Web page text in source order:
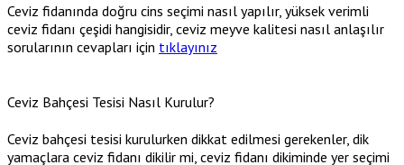
Ceviz fidanında doğru cins seçimi nasıl yapılır, yüksek verimli
ceviz fidanı çeşidi hangisidir, ceviz meyve kalitesi nasıl anlaşılır
sorularının cevapları için tıklayınız
Ceviz Bahçesi Tesisi Nasıl Kurulur?
Ceviz bahçesi tesisi kurulurken dikkat edilmesi gerekenler, dik
yamaçlara ceviz fidanı dikilir mi, ceviz fidanı dikiminde yer seçimi